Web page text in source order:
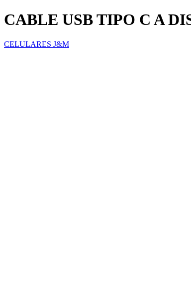
CABLE USB TIPO C A
CELULARES J&M